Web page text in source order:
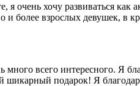
очень хочу развиваться как
и более взрослых девушек,
всего интересного. Я
подарок! Я